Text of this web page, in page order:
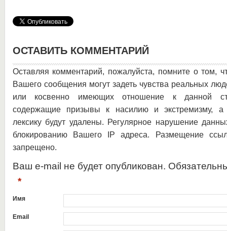
ОСТАВИТЬ КОММЕНТАРИЙ
Оставляя комментарий, пожалуйста, помните о том,
Вашего сообщения могут задеть чувства реальных
или косвенно имеющих отношение к данной
содержащие призывы к насилию и экстремизму, а
лексику будут удалены. Регулярное нарушение
блокированию Вашего IP адреса. Размещение
запрещено.
Ваш e-mail не будет опубликован.
*
Имя
Email